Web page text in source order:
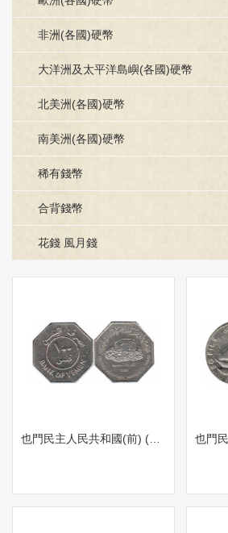
非洲(各國)硬幣
大洋洲及太平洋島嶼(各國)硬幣
北美洲(各國)硬幣
南美洲(各國)硬幣
稀有錢幣
合背錢幣
花錢 風月錢